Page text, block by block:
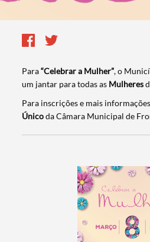
Para“Celebrar a Mulher”, o
um jantar para todas as Mulheres
Para inscrições e mais
Únicoda Câmara Municipal de